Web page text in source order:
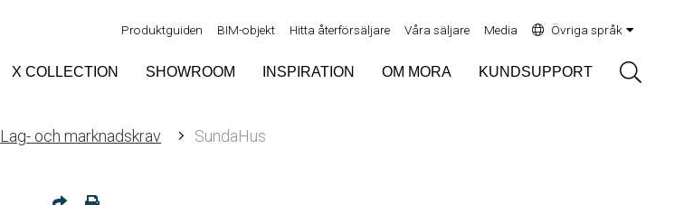
Produktguiden BIM-objekt Hitta återförsäljare Våra säljare Media Övriga språk
X COLLECTION SHOWROOM INSPIRATION OM MORA KUNDSUPPORT
Lag- och marknadskrav SundaHus